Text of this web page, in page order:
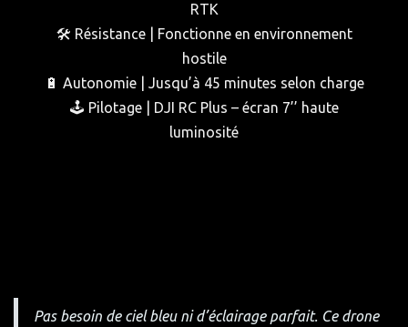
RTK
🛠️ Résistance | Fonctionne en environnement
hostile
🔋 Autonomie | Jusqu’à 45 minutes selon charge
🕹️ Pilotage | DJI RC Plus – écran 7’’ haute
luminosité
Pas besoin de ciel bleu ni d’éclairage parfait. Ce drone